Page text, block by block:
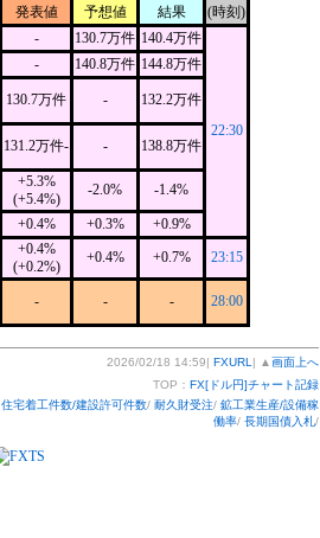
発表値
予想値
結果
(時刻)
- 130.7万件 140.4万件
22:30
- 140.8万件 144.8万件
130.7万件 - 132.2万件
131.2万件- - 138.8万件
+5.3%
(+5.4%)
-2.0% -1.4%
+0.4% +0.3%
+0.9%
+0.4%
(+0.2%)
+0.4% +0.7% 23:15
- - - 28:00
2026/02/18 14:59| FXURL | ▲ 画面上へ
TOP： FX[ドル円]チャート記録
住宅着工件数/建設許可件数/ 耐久財受注/ 鉱工業生産/設備稼
働率/ 長期国債入札/